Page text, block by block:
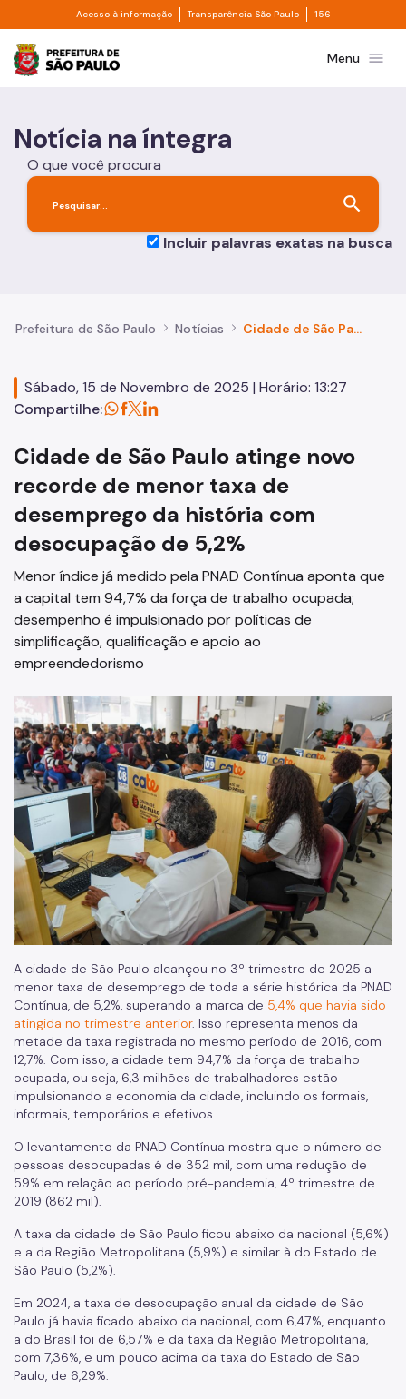
Pular para o Conteúdo principal
Acesso à informação Divisor de acesso à informação
Transparência São Paulo Divisor de
156
Prefeitura de São PauloMenu menu
Notícia na íntegra
O que você procura
search
Incluir palavras exatas na busca
Prefeitura de São Paulo Notícias Cidade de São Paulo atinge novo recorde de menor taxa de desemprego da história com desocupação de 5,2%
Sábado, 15 de Novembro de 2025 | Horário: 13:27
Compartilhe:
Cidade de São Paulo atinge novo
recorde de menor taxa de
desemprego da história com
desocupação de 5,2%
Menor índice já medido pela PNAD Contínua aponta que
a capital tem 94,7% da força de trabalho ocupada;
desempenho é impulsionado por políticas de
simplificação, qualificação e apoio ao
empreendedorismo
A cidade de São Paulo alcançou no 3º trimestre de 2025 a
menor taxa de desemprego de toda a série histórica da PNAD
Contínua, de 5,2%, superando a marca de 5,4% que havia sido
atingida no trimestre anterior. Isso representa menos da
metade da taxa registrada no mesmo período de 2016, com
12,7%. Com isso, a cidade tem 94,7% da força de trabalho
ocupada, ou seja, 6,3 milhões de trabalhadores estão
impulsionando a economia da cidade, incluindo os formais,
informais, temporários e efetivos.
O levantamento da PNAD Contínua mostra que o número de
pessoas desocupadas é de 352 mil, com uma redução de
59% em relação ao período pré-pandemia, 4º trimestre de
2019 (862 mil).
A taxa da cidade de São Paulo ficou abaixo da nacional (5,6%)
e a da Região Metropolitana (5,9%) e similar à do Estado de
São Paulo (5,2%).
Em 2024, a taxa de desocupação anual da cidade de São
Paulo já havia ficado abaixo da nacional, com 6,47%, enquanto
a do Brasil foi de 6,57% e da taxa da Região Metropolitana,
com 7,36%, e um pouco acima da taxa do Estado de São
Paulo, de 6,29%.